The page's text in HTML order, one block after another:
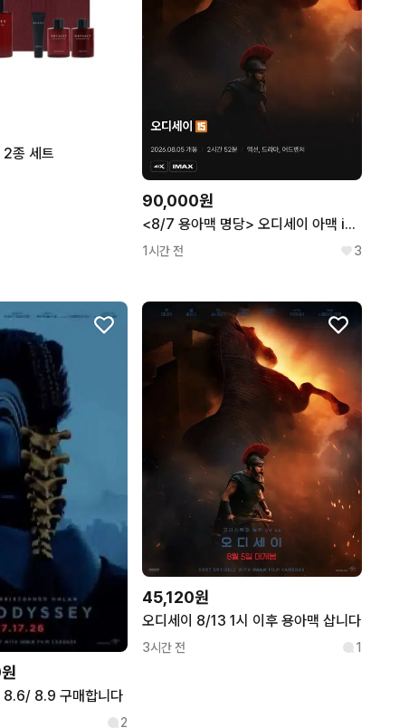
2종 세트
90,000원
<8/7 용아맥 명당> 오디세이 아맥 imax 용산 아이맥스 양도
1시간 전 3
8.6/ 8.9 구매합니다
2
45,120원
오디세이 8/13 1시 이후 용아맥 삽니다
3시간 전 1